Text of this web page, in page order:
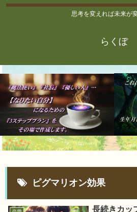
思考を変えれば未来が
らくぼ
ピグマリオン効果
長続きカッ